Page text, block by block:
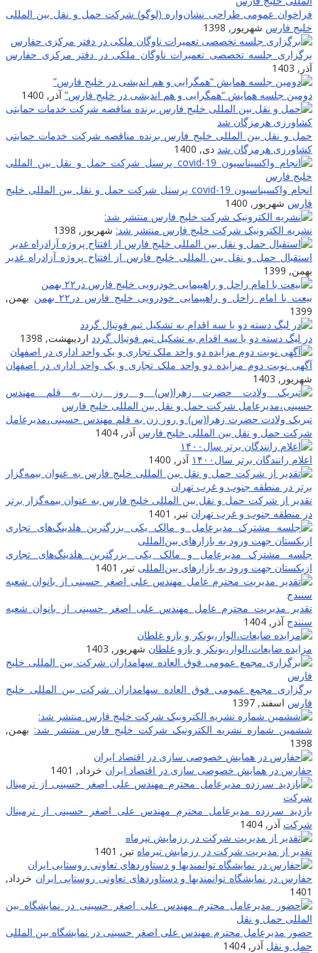
فراخوان عمومی طراحی نشان‌واره (لوگو) شرکت حمل و نقل بین المللی
خلیج فارس شهریور, 1398
برگزاری جلسه تخصصی تعمیرات ناوگان ملکی در دفتر مرکزی حفارس
آذر, 1403
دومین جلسه همایش “همگرایی و هم اندیشی در خلیج فارس” آذر, 1400
حمل و نقل بین المللی خلیج فارس برنده مناقصه شرکت خدمات حمایتی
کشاورزی هرمزگان شد دی, 1400
انجام واکسیناسیون covid-19 پرسنل شرکت حمل و نقل بین المللی خلیج
فارس شهریور, 1400
نشریه الکترونیک شرکت خلیج فارس منتشر شد: شهریور, 1398
استقبال حمل و نقل بین المللی خلیج فارس از افتتاح پروژه آزادراه غدیر
بهمن, 1399
بیعت با امام راحل و راهپیمایی خودرویی خلیج فارس در۲۲ بهمن
بهمن,
1399
در لیگ دسته دو یا سه اقدام به تشکیل تیم فوتبال گردد اردیبهشت, 1398
آگهی نوبت دوم مزایده دو واحد ملک تجاری و یک واحد اداری در اصفهان
شهریور, 1403
تبریک ولادت حضرت زهرا(س) و روز زن به قلم مهندس حسینی،مدیرعامل
شرکت حمل و نقل بین المللی خلیج فارس آذر, 1404
اعلام رانندگان برتر سال۱۴۰۰
آذر, 1400
تقدیر از شرکت حمل و نقل بین المللی خلیج فارس به عنوان بیمه‌گزار برتر
در منطقه جنوب و غرب تهران تیر, 1401
جلسه مشترک مدیرعامل و مالک یکی بزرگترین هلدینگ‌‎های تجاری
ازبکستان جهت ورود به بازارهای بین‌المللی تیر, 1401
تقدیر مدیریت محترم عامل مهندس علی اصغر حسینی از بانوان شعبه
سنندج آذر, 1404
مزایده ضایعات‌،الوار،بونکر و بازو غلطان شهریور, 1403
برگزاری مجمع عمومی فوق العاده سهامداران شرکت بین المللی خلیج
فارس اسفند, 1397
ششمین شماره نشریه الکترونیک شرکت خلیج فارس منتشر شد: بهمن,
1398
حفارس در همایش خصوصی سازی در اقتصاد ایران خرداد, 1401
بازدید سرزده مدیرعامل محترم مهندس علی اصغر حسینی از ترمینال
شرکت آذر, 1404
تقدیر از مدیریت شرکت در رزمایش تیرماه تیر, 1401
حفارس در نمایشگاه توانمندیها و دستاوردهای تعاونی روستایی ایران خرداد,
1401
حضور مدیرعامل محترم مهندس علی اصغر حسینی در نمایشگاه بین المللی
حمل و نقل آذر, 1404